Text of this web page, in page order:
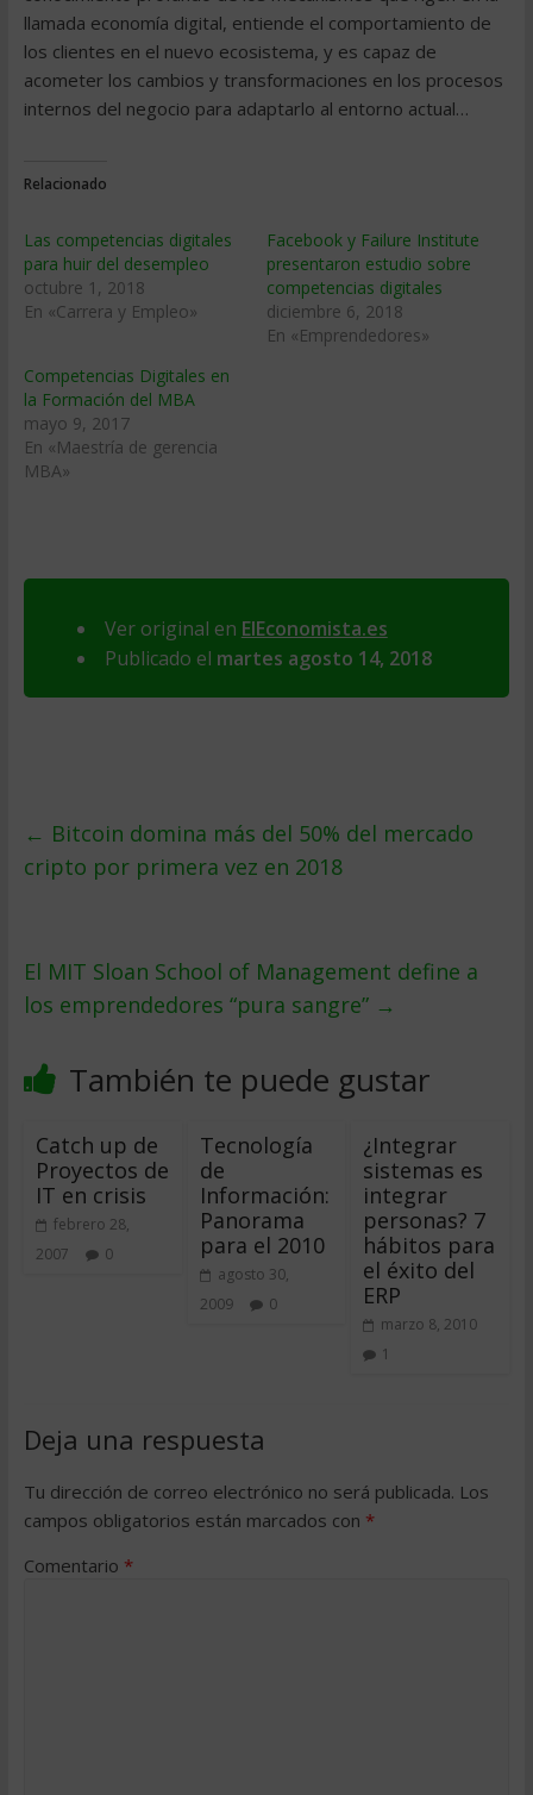
llamada economía digital, entiende el comportamiento de
los clientes en el nuevo ecosistema, y es capaz de
acometer los cambios y transformaciones en los procesos
internos del negocio para adaptarlo al entorno actual…
Relacionado
Las competencias digitales
para huir del desempleo
octubre 1, 2018
En «Carrera y Empleo»
Facebook y Failure Institute
presentaron estudio sobre
competencias digitales
diciembre 6, 2018
En «Emprendedores»
Competencias Digitales en
la Formación del MBA
mayo 9, 2017
En «Maestría de gerencia
MBA»
Ver original en ElEconomista.es
Publicado el martes agosto 14, 2018
← Bitcoin domina más del 50% del mercado
cripto por primera vez en 2018
El MIT Sloan School of Management define a
los emprendedores “pura sangre” →
También te puede gustar
Catch up de
Proyectos de
IT en crisis
febrero 28,
2007
0
Tecnología
de
Información:
Panorama
para el 2010
agosto 30,
2009
0
¿Integrar
sistemas es
integrar
personas? 7
hábitos para
el éxito del
ERP
marzo 8, 2010
1
Deja una respuesta
Tu dirección de correo electrónico no será publicada. Los
campos obligatorios están marcados con *
Comentario *